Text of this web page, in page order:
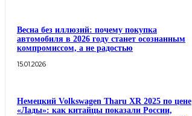
Весна без иллюзий: почему покупка
автомобиля в 2026 году станет осознанным
компромиссом, а не радостью
15.01.2026
Немецкий Volkswagen Tharu XR 2025 по цене
«Лады»: как китайцы показали России,